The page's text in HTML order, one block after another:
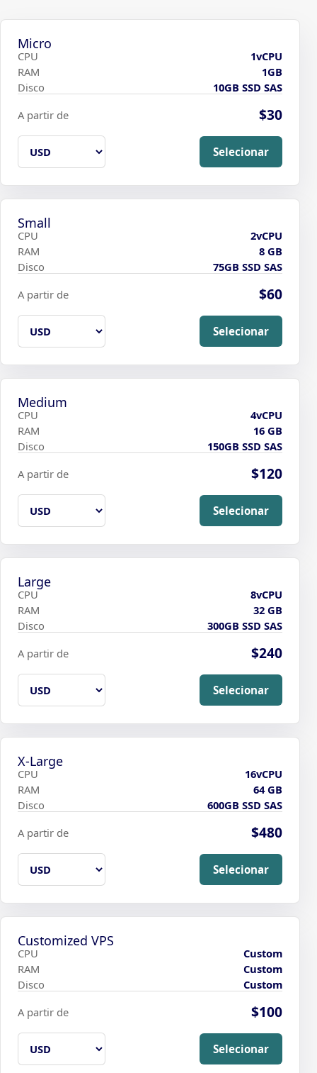
Micro
CPU
1vCPU
RAM
1GB
Disco
10GB SSD SAS
A partir de
$30
Selecionar
Small
CPU
2vCPU
RAM
8 GB
Disco
75GB SSD SAS
A partir de
$60
Selecionar
Medium
CPU
4vCPU
RAM
16 GB
Disco
150GB SSD SAS
A partir de
$120
Selecionar
Large
CPU
8vCPU
RAM
32 GB
Disco
300GB SSD SAS
A partir de
$240
Selecionar
X-Large
CPU
16vCPU
RAM
64 GB
Disco
600GB SSD SAS
A partir de
$480
Selecionar
Customized VPS
CPU
Custom
RAM
Custom
Disco
Custom
A partir de
$100
Selecionar